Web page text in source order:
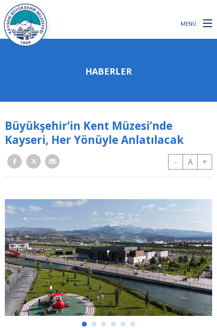
MENÜ
HABERLER
Büyükşehir’in Kent Müzesi’nde
Kayseri, Her Yönüyle Anlatılacak
- A +